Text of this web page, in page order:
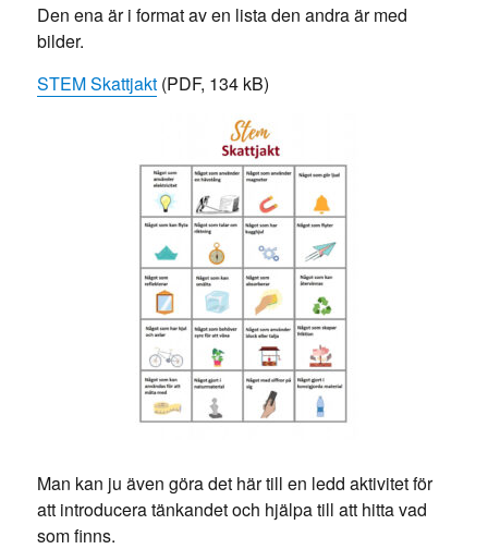
Den ena är i format av en lista den andra är med
bilder.
STEM Skattjakt (PDF, 134 kB)
Man kan ju även göra det här till en ledd aktivitet för
att introducera tänkandet och hjälpa till att hitta vad
som finns.